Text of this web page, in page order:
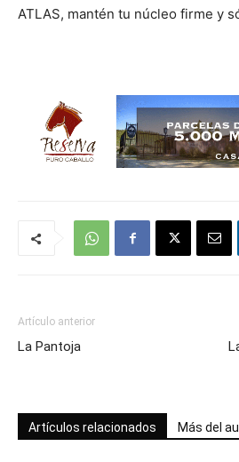
ATLAS, mantén tu núcleo firme y
Artículo anterior
La Pantoja
Artículos relacionados Más del